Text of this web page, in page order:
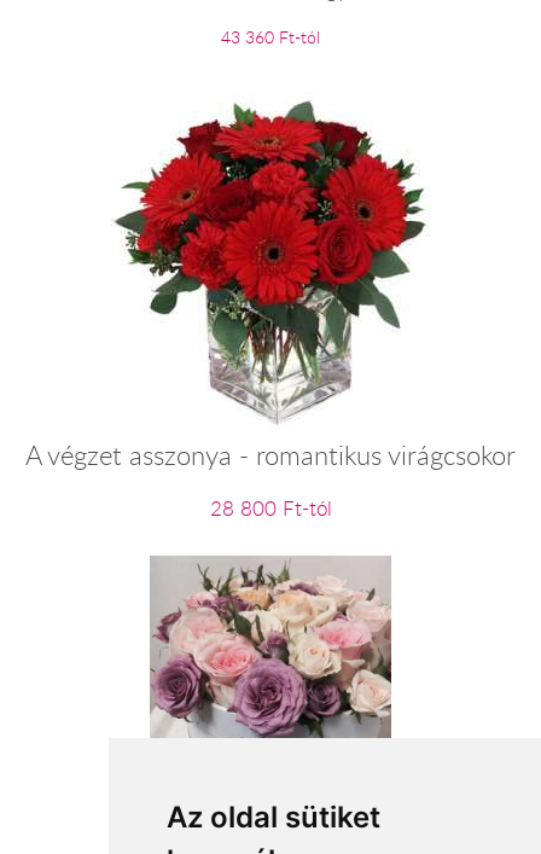
Az oldal sütiket
43 360 Ft-tól
A végzet asszonya - romantikus virágcsokor
28 800 Ft-tól
Rózsakertem dobozban